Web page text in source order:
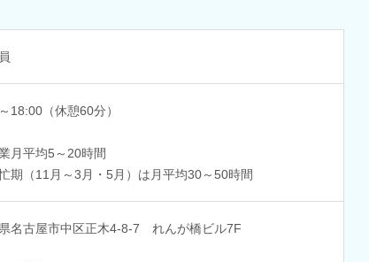
18:00（休憩60分）
月平均5～20時間
期（11月～3月・5月）は月平均30～50時間
名古屋市中区正木4-8-7 れんが橋ビル7F